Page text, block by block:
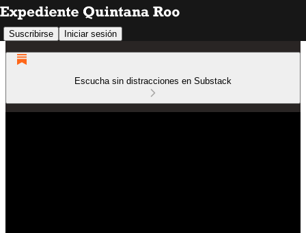
Suscribirse Iniciar sesión
Escucha sin distracciones en Substack